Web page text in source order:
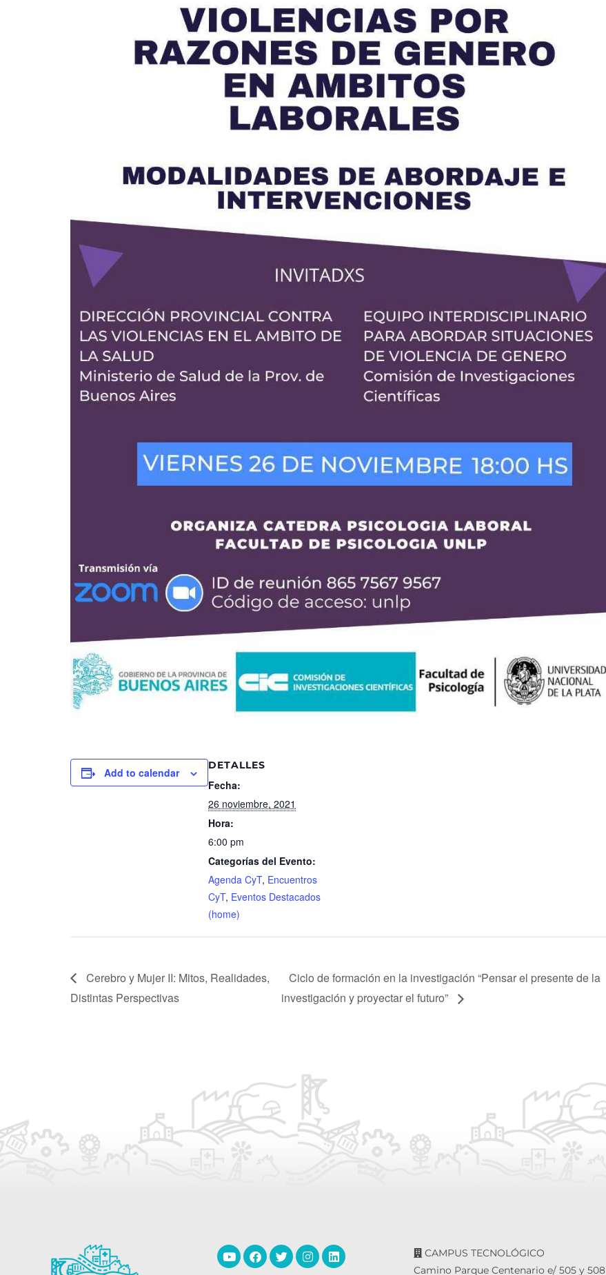
Add to calendar
DETALLES
Fecha:
26 noviembre, 2021
Hora:
6:00 pm
Categorías del Evento:
Agenda CyT, Encuentros
CyT, Eventos Destacados
(home)
Cerebro y Mujer II: Mitos, Realidades,
Distintas Perspectivas
Ciclo de formación en la investigación “Pensar el presente de la
investigación y proyectar el futuro”
CAMPUS TECNOLÓGICO
Camino Parque Centenario e/ 505 y 508